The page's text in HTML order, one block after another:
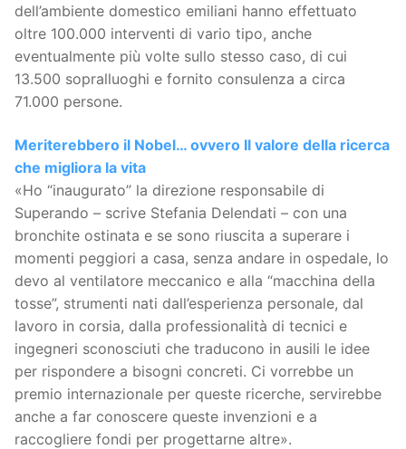
dell’ambiente domestico emiliani hanno effettuato
oltre 100.000 interventi di vario tipo, anche
eventualmente più volte sullo stesso caso, di cui
13.500 sopralluoghi e fornito consulenza a circa
71.000 persone.
Meriterebbero il Nobel… ovvero Il valore della ricerca
che migliora la vita
«Ho “inaugurato” la direzione responsabile di
Superando – scrive Stefania Delendati – con una
bronchite ostinata e se sono riuscita a superare i
momenti peggiori a casa, senza andare in ospedale, lo
devo al ventilatore meccanico e alla “macchina della
tosse”, strumenti nati dall’esperienza personale, dal
lavoro in corsia, dalla professionalità di tecnici e
ingegneri sconosciuti che traducono in ausili le idee
per rispondere a bisogni concreti. Ci vorrebbe un
premio internazionale per queste ricerche, servirebbe
anche a far conoscere queste invenzioni e a
raccogliere fondi per progettarne altre».